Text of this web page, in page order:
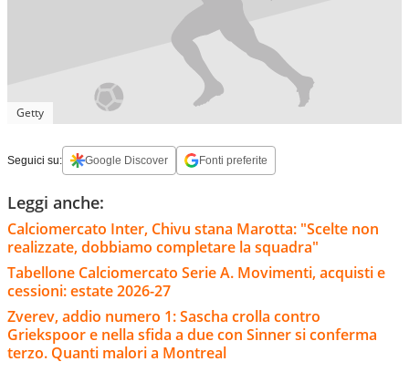
Getty
Seguici su: Google Discover Fonti preferite
Leggi anche:
Calciomercato Inter, Chivu stana Marotta: "Scelte non
realizzate, dobbiamo completare la squadra"
Tabellone Calciomercato Serie A. Movimenti, acquisti e
cessioni: estate 2026-27
Zverev, addio numero 1: Sascha crolla contro
Griekspoor e nella sfida a due con Sinner si conferma
terzo. Quanti malori a Montreal